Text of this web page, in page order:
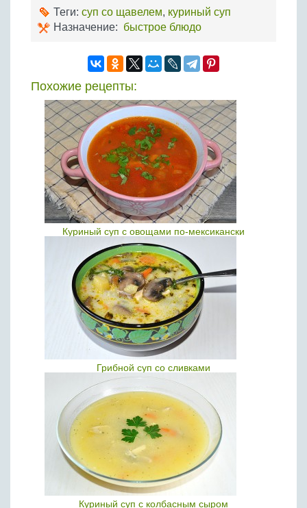
Теги: суп со щавелем, куриный суп
Назначение: быстрое блюдо
Похожие рецепты:
Куриный суп с овощами по-мексикански
Грибной суп со сливками
Куриный суп с колбасным сыром